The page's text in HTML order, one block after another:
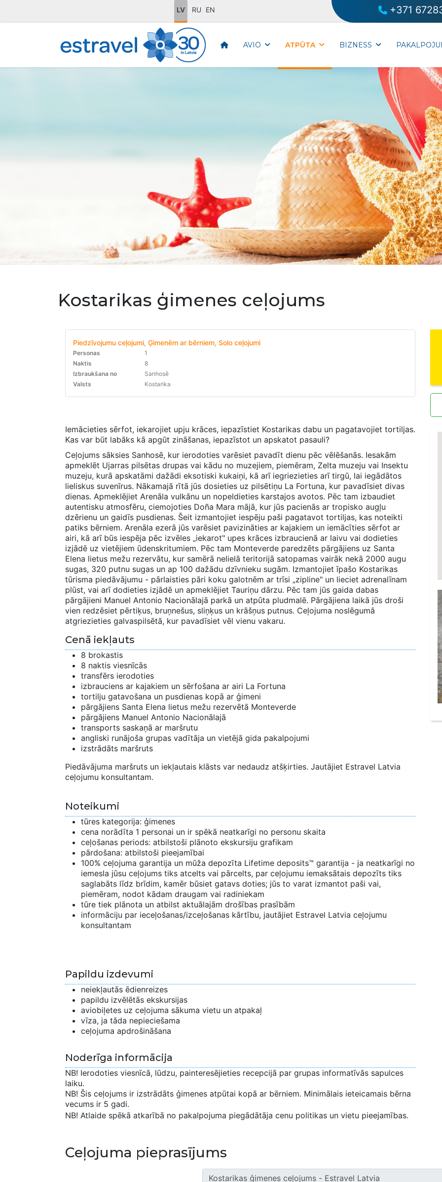
LV RU EN +371
AVIO ATPŪTA BIZNESS
Kostarikas ģimenes ceļojums
Piedzīvojumu ceļojumi, Ģimenēm ar bērniem, Solo ceļojumi
Personas
1
Naktis
8
Izbraukšana no
Sanhosē
Valsts
Kostarika
Iemācieties sērfot, iekarojiet upju krāces, iepazīstiet Kostarikas dabu un pagatavojiet tortiljas.
Kas var būt labāks kā apgūt zināšanas, iepazīstot un apskatot pasauli?
Ceļojums sāksies Sanhosē, kur ierodoties varēsiet pavadīt dienu pēc vēlēšanās. Iesakām
apmeklēt Ujarras pilsētas drupas vai kādu no muzejiem, piemēram, Zelta muzeju vai Insektu
muzeju, kurā apskatāmi dažādi eksotiski kukaiņi, kā arī iegriezieties arī tirgū, lai iegādātos
lieliskus suvenīrus. Nākamajā rītā jūs dosieties uz pilsētiņu La Fortuna, kur pavadīsiet divas
dienas. Apmeklējiet Arenāla vulkānu un nopeldieties karstajos avotos. Pēc tam izbaudiet
autentisku atmosfēru, ciemojoties Doña Mara mājā, kur jūs pacienās ar tropisko augļu
dzērienu un gaidīs pusdienas. Šeit izmantojiet iespēju paši pagatavot tortiljas, kas noteikti
patiks bērniem. Arenāla ezerā jūs varēsiet pavizināties ar kajakiem un iemācīties sērfot ar
airi, kā arī būs iespēja pēc izvēles „iekarot" upes krāces izbraucienā ar laivu vai dodieties
izjādē uz vietējiem ūdenskritumiem. Pēc tam Monteverde paredzēts pārgājiens uz Santa
Elena lietus mežu rezervātu, kur samērā nelielā teritorijā satopamas vairāk nekā 2000 augu
sugas, 320 putnu sugas un ap 100 dažādu dzīvnieku sugām. Izmantojiet īpašo Kostarikas
tūrisma piedāvājumu - pārlaisties pāri koku galotnēm ar trīsi „zipline" un lieciet adrenalīnam
plūst, vai arī dodieties izjādē un apmeklējiet Tauriņu dārzu. Pēc tam jūs gaida dabas
pārgājieni Manuel Antonio Nacionālajā parkā un atpūta pludmalē. Pārgājiena laikā jūs droši
vien redzēsiet pērtiķus, bruņnešus, sliņķus un krāšņus putnus. Ceļojuma noslēgumā
atgriezieties galvaspilsētā, kur pavadīsiet vēl vienu vakaru.
Cenā iekļauts
8 brokastis
8 naktis viesnīcās
transfērs ierodoties
izbrauciens ar kajakiem un sērfošana ar airi La Fortuna
tortilju gatavošana un pusdienas kopā ar ģimeni
pārgājiens Santa Elena lietus mežu rezervētā Monteverde
pārgājiens Manuel Antonio Nacionālajā
transports saskaņā ar maršrutu
angliski runājoša grupas vadītāja un vietējā gida pakalpojumi
izstrādāts maršruts
Piedāvājuma maršruts un iekļautais klāsts var nedaudz atšķirties. Jautājiet Estravel Latvia
ceļojumu konsultantam.
Noteikumi
tūres kategorija: ģimenes
cena norādīta 1 personai un ir spēkā neatkarīgi no personu skaita
ceļošanas periods: atbilstoši plānoto ekskursiju grafikam
pārdošana: atbilstoši pieejamībai
100% ceļojuma garantija un mūža depozīta Lifetime deposits™ garantija - ja neatkarīgi no
iemesla jūsu ceļojums tiks atcelts vai pārcelts, par ceļojumu iemaksātais depozīts tiks
saglabāts līdz brīdim, kamēr būsiet gatavs doties; jūs to varat izmantot paši vai,
piemēram, nodot kādam draugam vai radiniekam
tūre tiek plānota un atbilst aktuālajām drošības prasībām
informāciju par ieceļošanas/izceļošanas kārtību, jautājiet Estravel Latvia ceļojumu
konsultantam
Papildu izdevumi
neiekļautās ēdienreizes
papildu izvēlētās ekskursijas
aviobiļetes uz ceļojuma sākuma vietu un atpakaļ
vīza, ja tāda nepieciešama
ceļojuma apdrošināšana
Noderīga informācija
NB! Ierodoties viesnīcā, lūdzu, painteresējieties recepcijā par grupas informatīvās sapulces
laiku.
NB! Šis ceļojums ir izstrādāts ģimenes atpūtai kopā ar bērniem. Minimālais ieteicamais bērna
vecums ir 5 gadi.
NB! Atlaide spēkā atkarībā no pakalpojuma piegādātāja cenu politikas un vietu pieejamības.
Ceļojuma pieprasījums